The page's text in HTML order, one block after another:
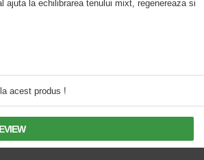
ajuta la echilibrarea tenului mixt, regenereaza si
acest produs !